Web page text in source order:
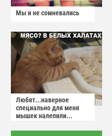
Мы и не сомневались
Любят...наверное
специально для меня
мышек налепили...